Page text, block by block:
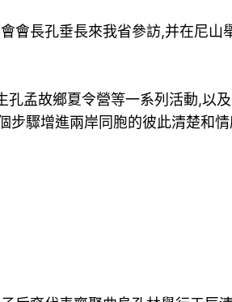
長孔垂長來我省參訪,并在尼山
孟故鄉夏令營等一系列活動,以
驟增進兩岸同胞的彼此清楚和